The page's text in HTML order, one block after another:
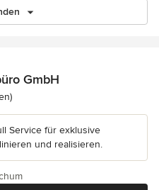
GmbH
von 5 Sternen
Service für exklusive
und realisieren.